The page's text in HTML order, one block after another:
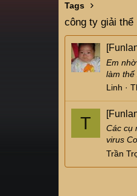
Tags
công ty giải thể
Em
làm thế
Linh
T
Các cụ
virus
Trần